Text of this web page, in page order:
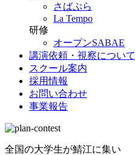
さばぷら
La Tempo
研修
オープンSABAE
講演依頼・視察について
スクール案内
採用情報
お問い合わせ
事業報告
全国の大学生が鯖江に集い